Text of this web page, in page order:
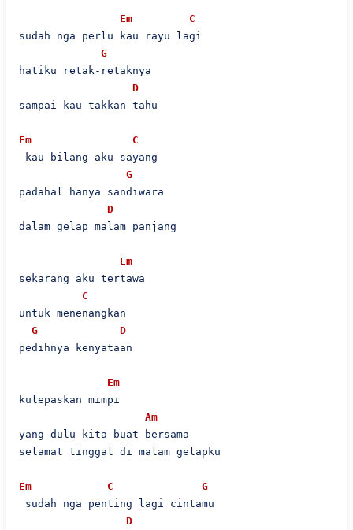
Em
C
sudah nga perlu kau rayu lagi
G
hatiku retak-retaknya
D
sampai kau takkan tahu
Em
C
kau bilang aku sayang
G
padahal hanya sandiwara
D
dalam gelap malam panjang
Em
sekarang aku tertawa
C
untuk menenangkan
G
D
pedihnya kenyataan
Em
kulepaskan mimpi
Am
yang dulu kita buat bersama
selamat tinggal di malam gelapku
Em C
G
sudah nga penting lagi cintamu
D